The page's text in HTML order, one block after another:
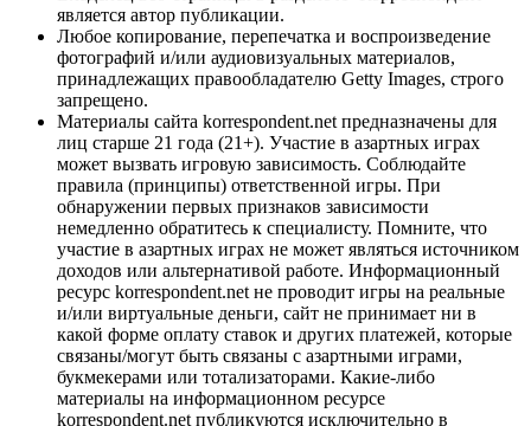
является автор публикации.
Любое копирование, перепечатка и воспроизведение
фотографий и/или аудиовизуальных материалов,
принадлежащих правообладателю Getty Images, строго
запрещено.
Материалы сайта korrespondent.net предназначены для
лиц старше 21 года (21+). Участие в азартных играх
может вызвать игровую зависимость. Соблюдайте
правила (принципы) ответственной игры. При
обнаружении первых признаков зависимости
немедленно обратитесь к специалисту. Помните, что
участие в азартных играх не может являться источником
доходов или альтернативой работе. Информационный
ресурс korrespondent.net не проводит игры на реальные
и/или виртуальные деньги, сайт не принимает ни в
какой форме оплату ставок и других платежей, которые
связаны/могут быть связаны с азартными играми,
букмекерами или тотализаторами. Какие-либо
материалы на информационном ресурсе
korrespondent.net публикуются исключительно в